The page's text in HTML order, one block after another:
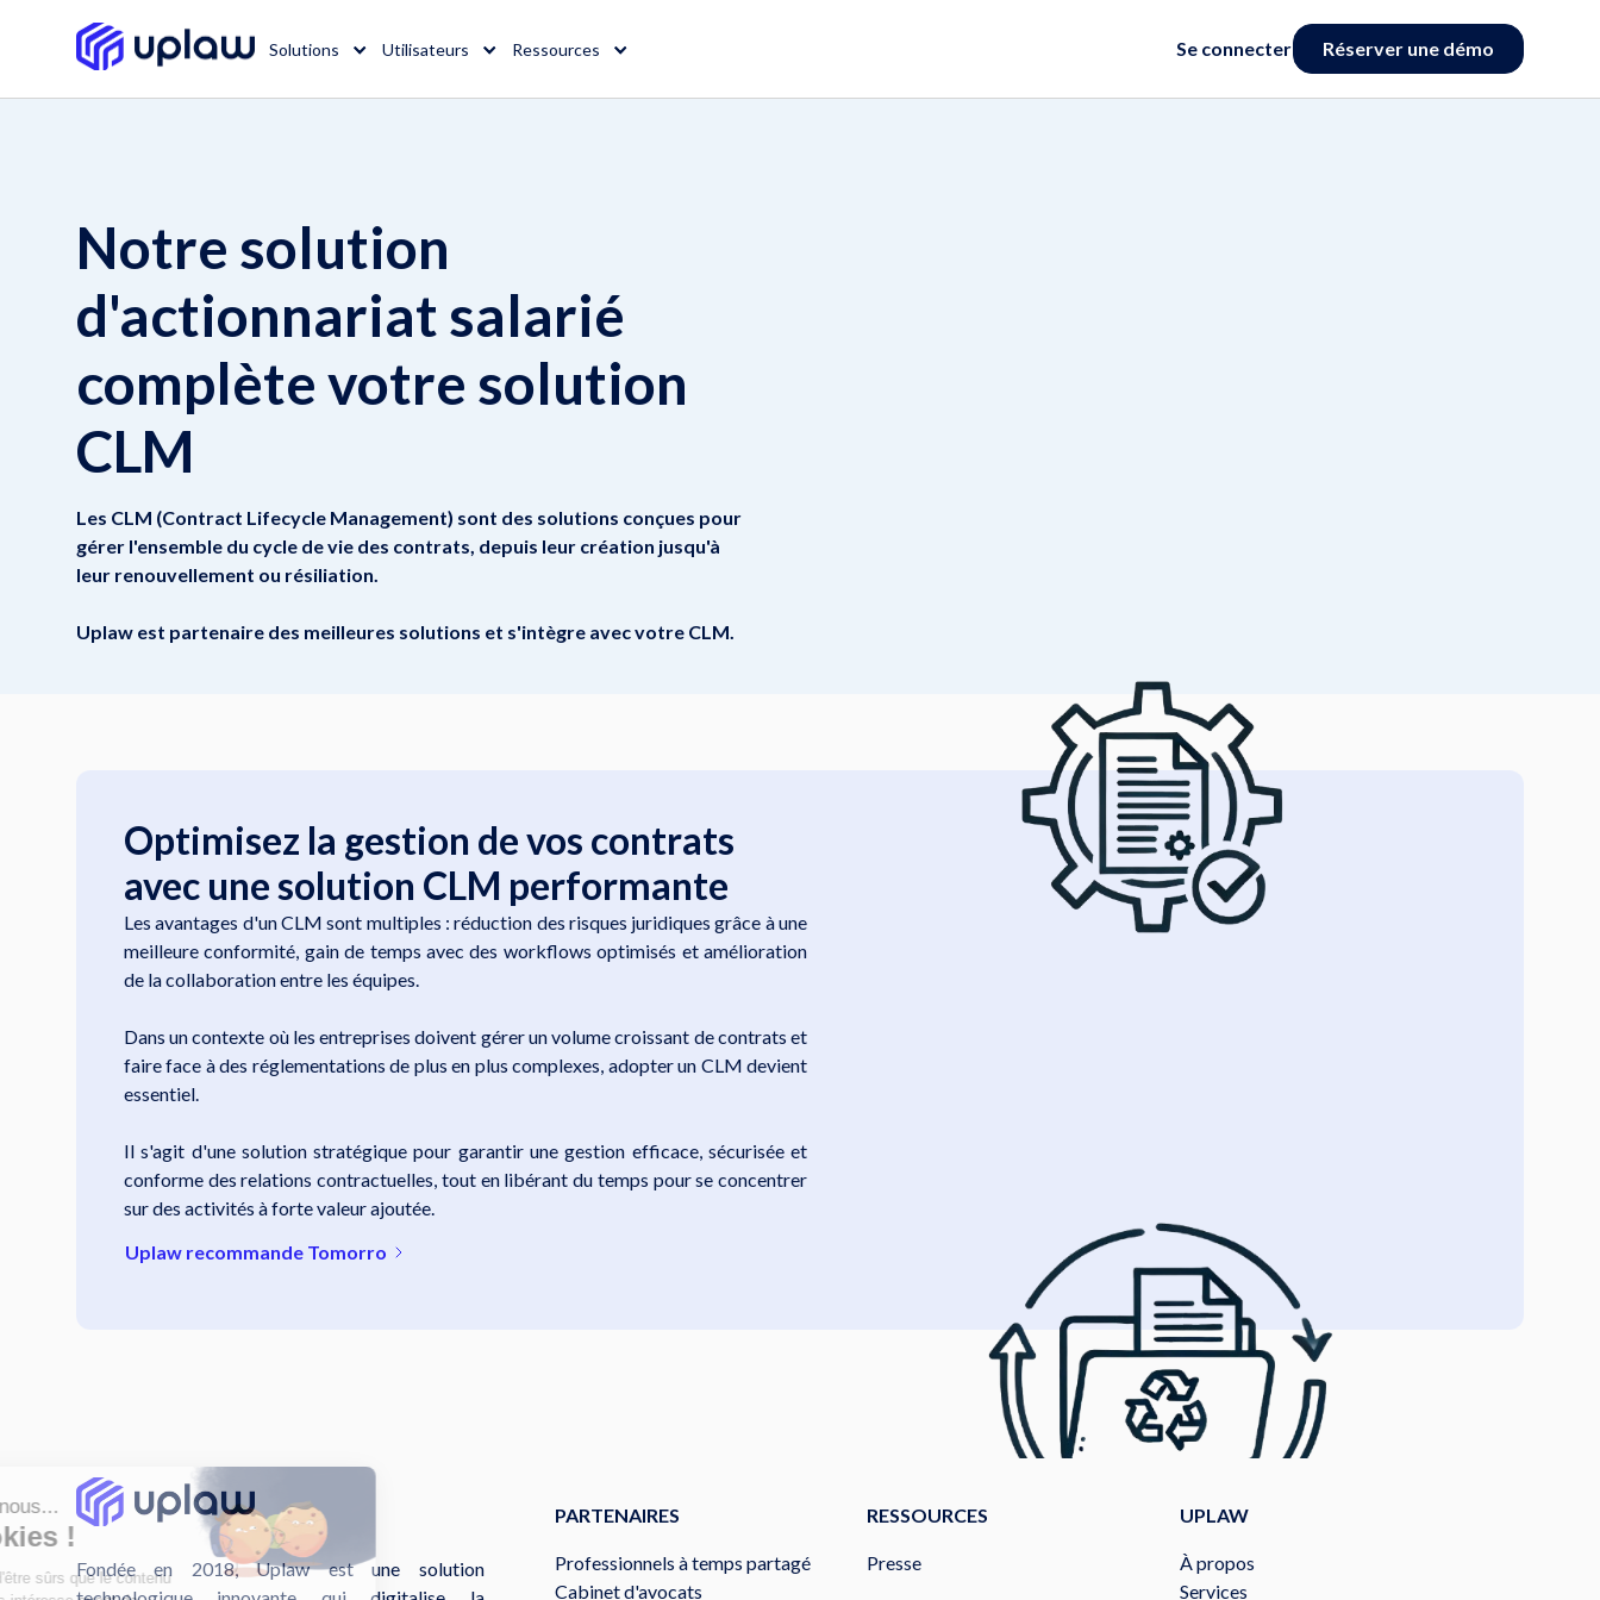
Solutions Utilisateurs Ressources Se connecter Réserver une démo
Notre solution
d'actionnariat salarié
complète votre solution
CLM
Les CLM (Contract Lifecycle Management) sont des solutions conçues pour
gérer l'ensemble du cycle de vie des contrats, depuis leur création jusqu'à
leur renouvellement ou résiliation.
Uplaw est partenaire des meilleures solutions et s'intègre avec votre CLM.
Optimisez la gestion de vos contrats
avec une solution CLM performante
Les avantages d'un CLM sont multiples : réduction des risques juridiques grâce à une
meilleure conformité, gain de temps avec des workflows optimisés et amélioration
de la collaboration entre les équipes.
Dans un contexte où les entreprises doivent gérer un volume croissant de contrats et
faire face à des réglementations de plus en plus complexes, adopter un CLM devient
essentiel.
Il s'agit d'une solution stratégique pour garantir une gestion efficace, sécurisée et
conforme des relations contractuelles, tout en libérant du temps pour se concentrer
sur des activités à forte valeur ajoutée.
Uplaw recommande Tomorro
Fondée en 2018, Uplaw est une solution
RESSOURCES
Presse
PARTENAIRES
Professionnels à temps partagé
Cabinet d'avocats
UPLAW
À propos
Services